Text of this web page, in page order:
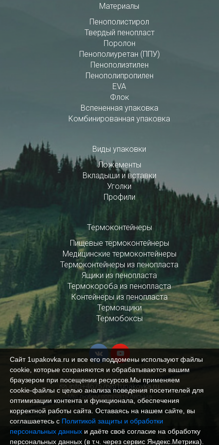
Материалы
Пенополистирол
Твердый пенопласт
Поролон
Пенополиуретан (ППУ)
Пенополиэтилен
Пенополипропилен
EVA
Флок
Вспененная упаковка
Комбинированная упаковка
Виды упаковки
Ложементы
Вкладыши и вставки
Уголки
Профили
Термоконтейнеры
Пищевые термоконтейнеры
Медицинские термоконтейнеры
Термоконтейнеры из пенопласта
Ящики из пенопласта
Термокороба из пенопласта
Контейнеры из пенопласта
Термоящики
Термобоксы
info+467576@1upakovka.ru
Мы любим получать письма
Сайт 1upakovka.ru и все его поддомены используют файлы
cookie, которые сохраняются и обрабатываются вашим
браузером при посещении ресурсов.Мы применяем
cookie‑файлы с целью анализа поведения посетителей для
оптимизации контента и функционала, обеспечения
корректной работы сайта. Оставаясь на нашем сайте, вы
соглашаетесь с Политикой защиты и обработки
персональных данных и даёте своё согласие на обработку
персональных данных (в т.ч. через сервис Яндекс.Метрика).